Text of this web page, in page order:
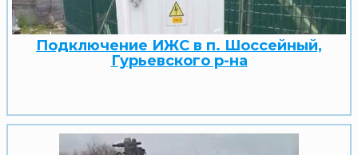
Подключение ИЖС в п. Шоссейный,
Гурьевского р-на